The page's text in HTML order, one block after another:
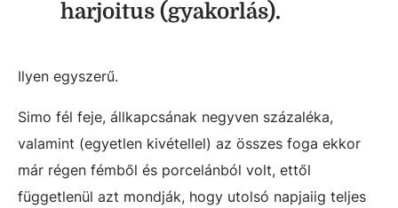
harjoitus (gyakorlás).
Ilyen egyszerű.
Simo fél feje, állkapcsának negyven százaléka,
valamint (egyetlen kivétellel) az összes foga ekkor
már régen fémből és porcelánból volt, ettől
függetlenül azt mondják, hogy utolsó napjaiig teljes